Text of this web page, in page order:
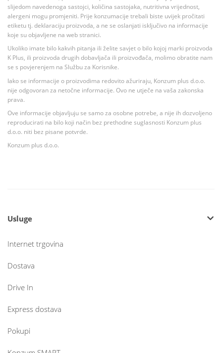
slijedom navedenoga sastojci, količina sastojaka, nutritivna vrijednost,
alergeni mogu promjeniti. Prije konzumacije trebali biste uvijek pročitati
etiketu tj. deklaraciju proizvoda, a ne se oslanjati isključivo na informacije
koje su objavljene na web stranici.
Ukoliko imate bilo kakvih pitanja ili želite savjet o bilo kojoj marki proizvoda
K Plus, ili proizvoda drugih dobavljača ili proizvođača, molimo obratite nam
se s povjerenjem na Službu za Korisnike.
Iako se informacije o proizvodima redovito ažuriraju, Konzum plus d.o.o.
nije odgovoran za netočne informacije. Ovo ne utječe na vaša zakonska
prava.
Ove informacije objavljuju se samo za osobne potrebe, a nije ih dozvoljeno
reproducirati na bilo koji način bez prethodne suglasnosti Konzum plus
d.o.o. niti bez pisane potvrde.
Konzum plus d.o.o.
Usluge
Internet trgovina
Dostava
Drive In
Express dostava
Pokupi